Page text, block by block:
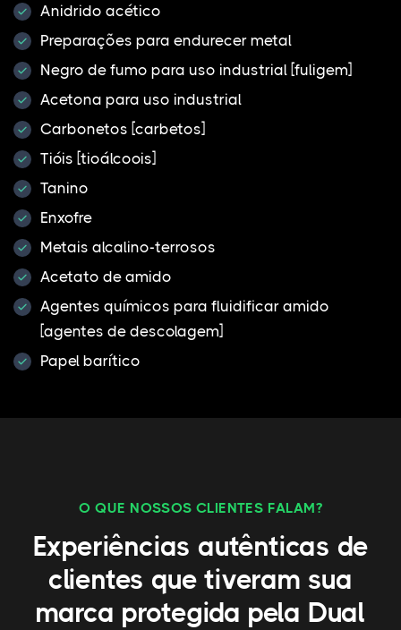
Anidrido acético
Preparações para endurecer metal
Negro de fumo para uso industrial [fuligem]
Acetona para uso industrial
Carbonetos [carbetos]
Tióis [tioálcoois]
Tanino
Enxofre
Metais alcalino-terrosos
Acetato de amido
Agentes químicos para fluidificar amido
[agentes de descolagem]
Papel barítico
O QUE NOSSOS CLIENTES FALAM?
Experiências autênticas de
clientes que tiveram sua
marca protegida pela Dual